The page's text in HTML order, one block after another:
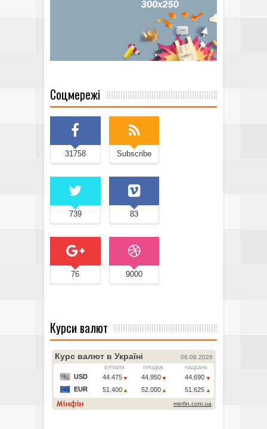
Соцмережі
31758 Subscribe
739 83
76 9000
Курси валют